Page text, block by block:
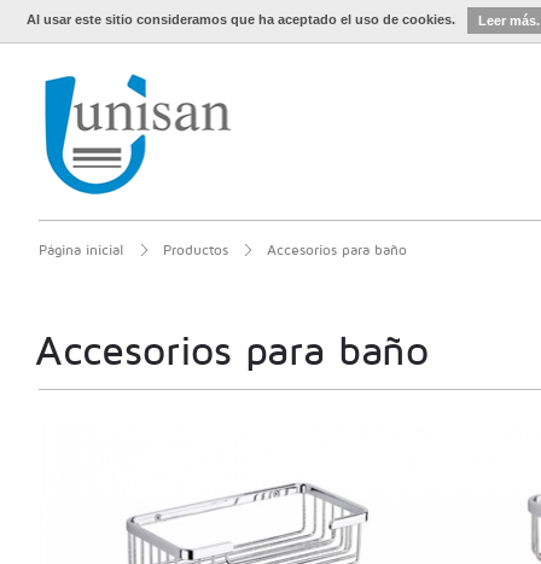
Al usar este sitio consideramos que ha aceptado el uso de cookies. Leer más.
Página inicial Productos Accesorios para baño
Accesorios para baño